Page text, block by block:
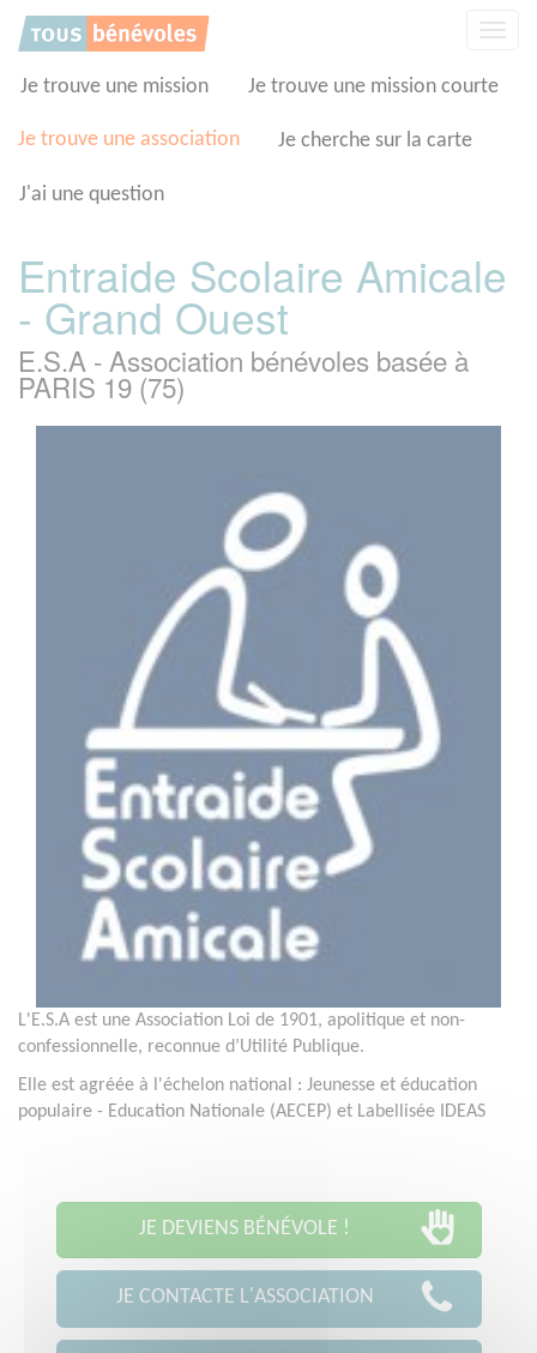
Je trouve une mission Je trouve une mission courte
Je trouve une association Je cherche sur la carte
J'ai une question
Entraide Scolaire Amicale
- Grand Ouest
E.S.A - Association bénévoles basée à
PARIS 19 (75)
L'E.S.A est une Association Loi de 1901, apolitique et non-
confessionnelle, reconnue d’Utilité Publique.
Elle est agréée à l'échelon national : Jeunesse et éducation
populaire - Education Nationale (AECEP) et Labellisée IDEAS
JE DEVIENS BÉNÉVOLE !
JE CONTACTE L'ASSOCIATION
Panneau de gestion des cookies